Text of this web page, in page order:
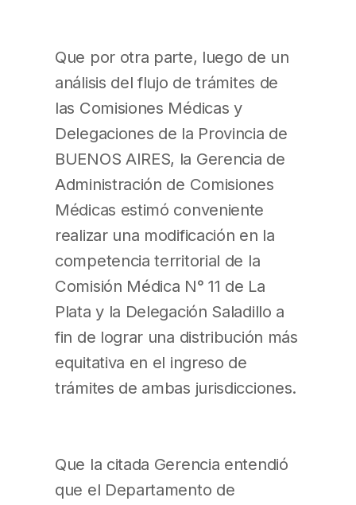
Que por otra parte, luego de un
análisis del flujo de trámites de
las Comisiones Médicas y
Delegaciones de la Provincia de
BUENOS AIRES, la Gerencia de
Administración de Comisiones
Médicas estimó conveniente
realizar una modificación en la
competencia territorial de la
Comisión Médica N° 11 de La
Plata y la Delegación Saladillo a
fin de lograr una distribución más
equitativa en el ingreso de
trámites de ambas jurisdicciones.
Que la citada Gerencia entendió
que el Departamento de